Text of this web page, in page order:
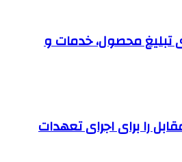
تبلیغ محصول، خدمات و
را برای اجرای تعهدات